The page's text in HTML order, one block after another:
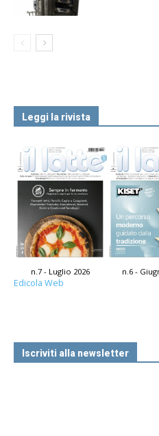
Leggi la rivista
n.7 - Luglio 2026 n.6 -
Edicola Web
Iscriviti alla newsletter